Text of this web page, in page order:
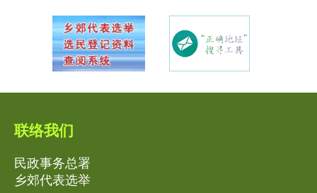
联络我们
民政事务总署
乡郊代表选举